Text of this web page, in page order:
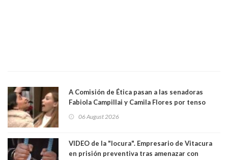
A Comisión de Ética pasan a las senadoras
Fabiola Campillai y Camila Flores por tenso
06 August 2026
VIDEO de la "locura". Empresario de Vitacura
en prisión preventiva tras amenazar con